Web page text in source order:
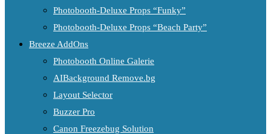
Photobooth-Deluxe Props “Funky”
Photobooth-Deluxe Props “Beach Party”
Breeze AddOns
Photobooth Online Galerie
AIBackground Remove.bg
Layout Selector
Buzzer Pro
Canon Freezebug Solution